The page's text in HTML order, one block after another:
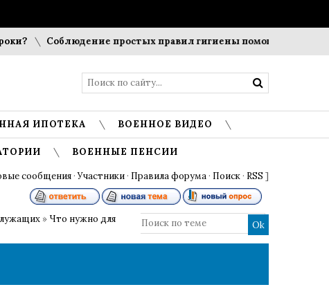
Соблюдение простых правил гигиены помогает
ИПОТЕКА ВОЕННОЕ ВИДЕО
ВОЕННЫЕ ПЕНСИИ
сообщения ·Участники · Правила форума · Поиск · RSS ]
» Что нужно для